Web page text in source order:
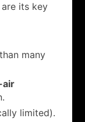
its key
many
air
limited).